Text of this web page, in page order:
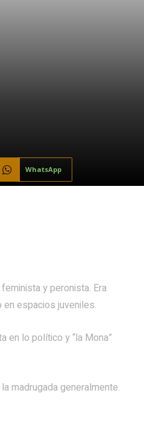
WhatsApp
y peronista. Era
espacios juveniles.
en lo político y “la Mona”
madrugada generalmente.